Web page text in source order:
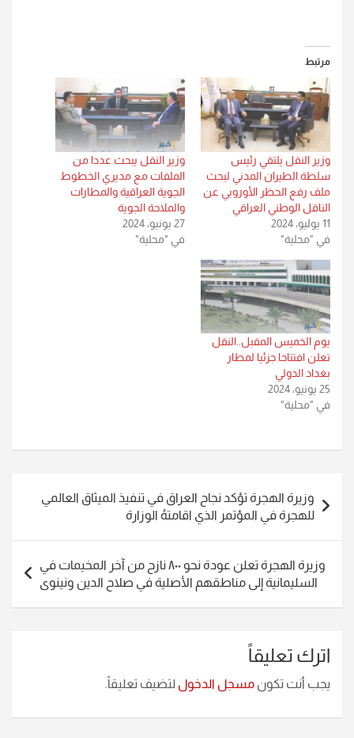
مرتبط
وزير النقل يلتقي رئيس
سلطة الطيران المدني لبحث
ملف رفع الحظر الأوروبي عن
الناقل الوطني العراقي
11 يوليو، 2024
في "محلية"
وزير النقل يبحث عددا من
الملفات مع مديري الخطوط
الجوية العراقية والمطارات
والملاحة الجوية
27 يونيو، 2024
في "محلية"
يوم الخميس المقبل..النقل
تعلن افتتاحا جزئيا لمطار
بغداد الدولي
25 يونيو، 2024
في "محلية"
المقالات
وزيرة الهجرة تؤكد نجاح العراق في تنفيذ الميثاق العالمي
للهجرة في المؤتمر الذي اقامتهُ الوزارة
وزيرة الهجرة تعلن عودة نحو ٨٠٠ نازح من آخر المخيمات في
السليمانية إلى مناطقهم الأصلية في صلاح الدين ونينوى
اترك تعليقاً
يجب أنت تكون مسجل الدخول لتضيف تعليقاً.